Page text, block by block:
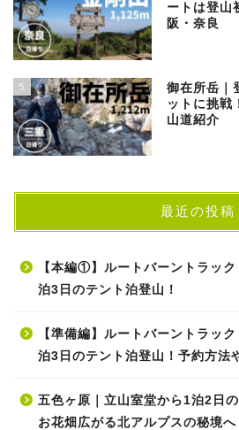
ートは登山
阪・奈良
5
御在所岳｜
ットに挑戦
山道紹介
最近の投稿
【本編①】ルートバーントラッ
泊3日のテント泊登山！
【準備編】ルートバーントラッ
泊3日のテント泊登山！予約方法
五色ヶ原｜立山室堂から1泊2日
お花畑広がる北アルプスの秘境へ